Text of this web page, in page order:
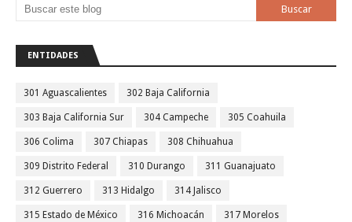
ENTIDADES
301 Aguascalientes 302 Baja California
303 Baja California Sur 304 Campeche 305 Coahuila
306 Colima 307 Chiapas 308 Chihuahua
309 Distrito Federal 310 Durango 311 Guanajuato
312 Guerrero 313 Hidalgo 314 Jalisco
315 Estado de México 316 Michoacán 317 Morelos